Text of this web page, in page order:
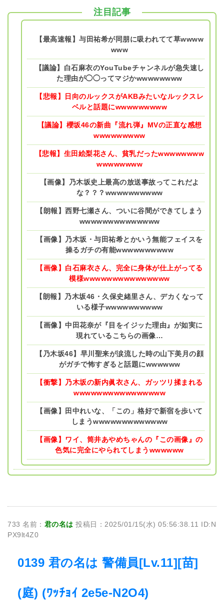
注目記事
【最高速報】与田祐希が同朋に吸われてて草wwww
www
【議論】白石麻衣のYouTubeチャンネルが急失速し
た理由が◯◯ってマジかwwwwwwww
【悲報】日向のルックスがAKBみたいなルックスレ
ベルと話題にwwwwwwwww
【議論】櫻坂46の新曲『流れ弾』MVの正直な感想
wwwwwwwww
【悲報】生田絵梨花さん、貧乳だったwwwwwwww
wwwwwwww
【画像】乃木坂史上最高の放送事故ってこれだよ
な？？？wwwwwwwwww
【朗報】西野七瀬さん、ついに谷間ができてしまう
wwwwwwwwwwwwww
【画像】乃木坂・与田祐希とかいう無能フェイスを
操るガチの有能wwwwwwwwww
【画像】白石麻衣さん、完全に身体が仕上がってる
模様wwwwwwwwwwwwwww
【朗報】乃木坂46・久保史緒里さん、デカくなって
いる様子wwwwwwwwww
【画像】中田花奈が『目をイジッた理由』が如実に
現れているこちらの画像…
【乃木坂46】早川聖来が涙流した時の山下美月の顔
がガチで怖すぎると話題にwwwwww
【衝撃】乃木坂の新内眞衣さん、ガッツリ揉まれる
wwwwwwwwwwwwwwww
【画像】田中れいな、「この」格好で新宿を歩いて
しまうwwwwwwwwwwwww
【画像】ワイ、筒井あやめちゃんの『この画像』の
色気に完全にやられてしまうwwwwww
733 名前： 君の名は 投稿日：2025/01/15(水) 05:56:38.11 ID:N
PX9lt4Z0
0139 君の名は 警備員[Lv.11][苗]
(庭) (ﾜｯﾁｮｲ 2e5e-N2O4)